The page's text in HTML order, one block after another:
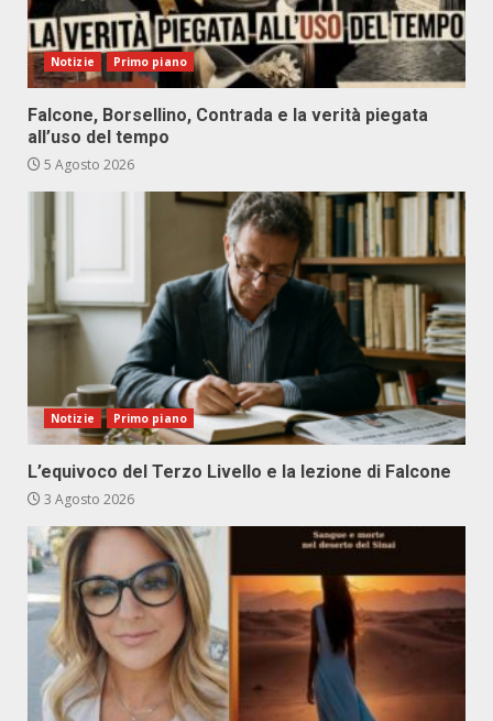
Notizie Primo piano
Falcone, Borsellino, Contrada e la verità piegata
all’uso del tempo
5 Agosto 2026
Notizie Primo piano
L’equivoco del Terzo Livello e la lezione di Falcone
3 Agosto 2026